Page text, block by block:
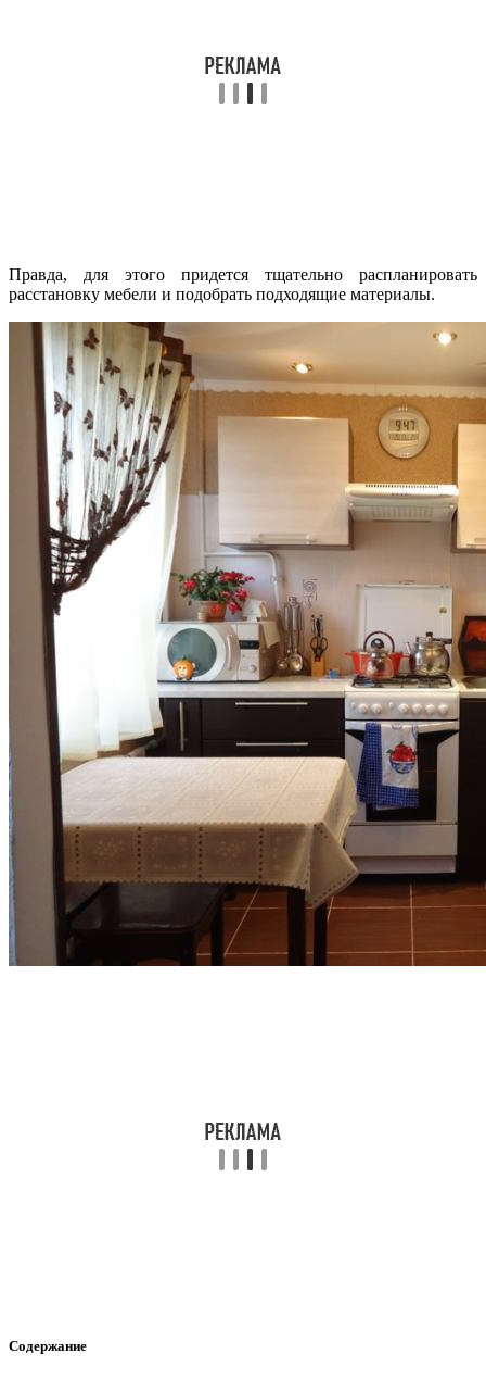
Правда, для этого придется тщательно распланировать
расстановку мебели и подобрать подходящие материалы.
Содержание